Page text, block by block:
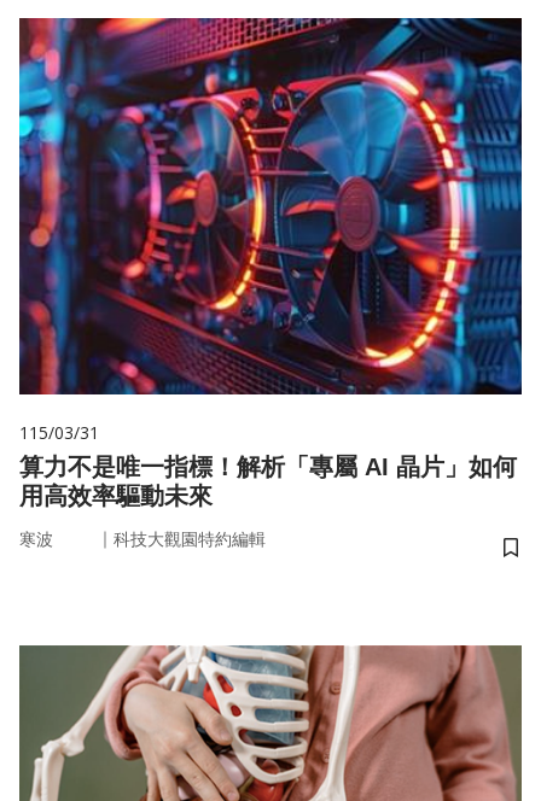
115/03/31
算力不是唯一指標！解析「專屬 AI 晶片」如何
用高效率驅動未來
寒波 ｜ 科技大觀園特約編輯
儲